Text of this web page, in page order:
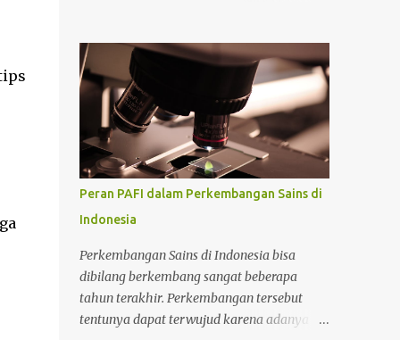
tersebut, Anda bisa mencari informasi lebih
lanjut pada situs tersebut. Bicara mengenai
kriptologi memang saat ini sedang menjadi
perbincangan hangat karena sangat
dibutuhkan untuk mengimbangi zaman
yang serba modern. Lantas mengapa masa
depan kriptologi begitu menjanjikan? Untuk
selengkapnya perhatikan ulasan berikut.
Alasan mengapa kriptologi sangat
menjanjikan di masa depan Ada beberapa
alasan yang mendasari mengapa kriptologi
menjanjikan di masa depan yang perlu
diketahui. Adapun alasan selengkapnya
Peran PAFI dalam Perkembangan Sains di
Indonesia
Perkembangan Sains di Indonesia bisa
dibilang berkembang sangat beberapa
tahun terakhir. Perkembangan tersebut
tentunya dapat terwujud karena adanya